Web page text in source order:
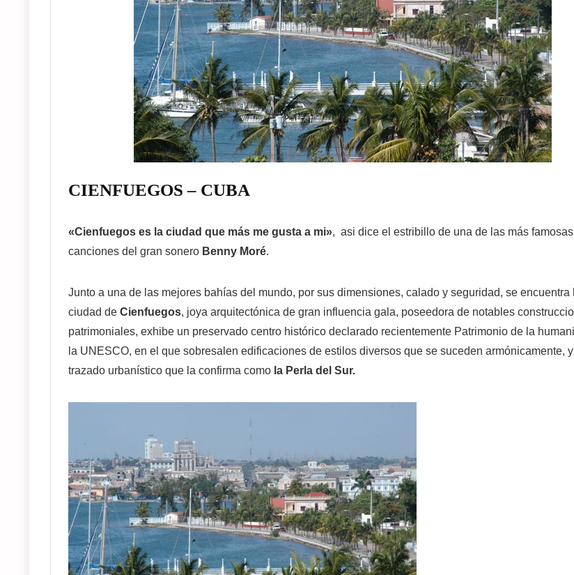
CIENFUEGOS – CUBA
«Cienfuegos es la ciudad que más me gusta a mi», asi dice el estribillo de una de las más famosas
canciones del gran sonero Benny Moré.
Junto a una de las mejores bahías del mundo, por sus dimensiones, calado y seguridad, se encuentra
ciudad de Cienfuegos, joya arquitectónica de gran influencia gala, poseedora de notables
patrimoniales, exhibe un preservado centro histórico declarado recientemente Patrimonio de la
la UNESCO, en el que sobresalen edificaciones de estilos diversos que se suceden armónicamente,
trazado urbanístico que la confirma como la Perla del Sur.